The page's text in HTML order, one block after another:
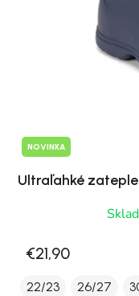
NOVINKA
Ultraľahké
€21,90
22/23 26/27